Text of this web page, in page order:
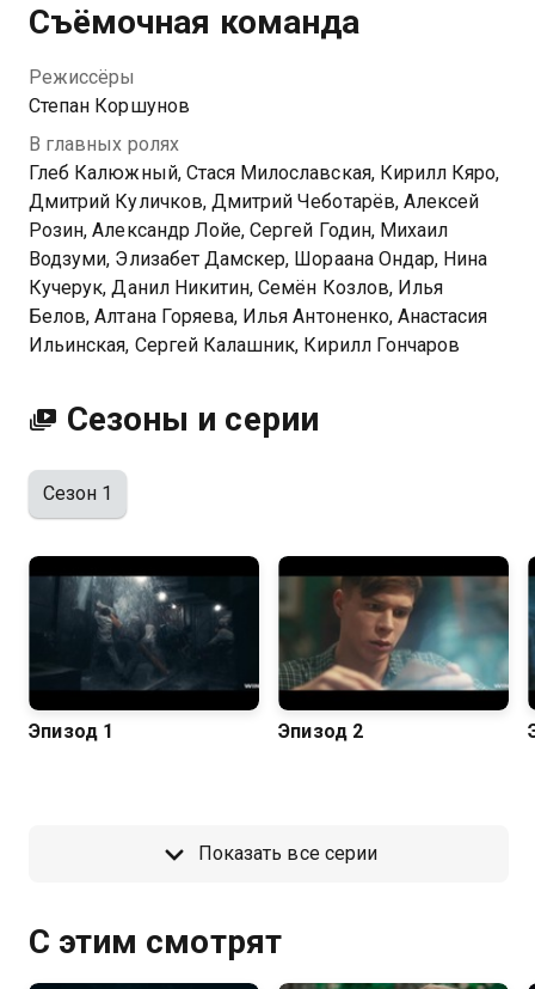
«челюскинцам» приходится каждую минуту
бороться за жизнь.
Съёмочная команда
Режиссёры
Степан Коршунов
В главных ролях
Глеб Калюжный, Стася Милославская, Кирилл Кяро,
Дмитрий Куличков, Дмитрий Чеботарёв, Алексей
Розин, Александр Лойе, Сергей Годин, Михаил
Водзуми, Элизабет Дамскер, Шораана Ондар, Нина
Кучерук, Данил Никитин, Семён Козлов, Илья
Белов, Алтана Горяева, Илья Антоненко, Анастасия
Ильинская, Сергей Калашник, Кирилл Гончаров
Сезоны и серии
Сезон 1
Эпизод 1 Эпизод 2
Показать все серии
С этим смотрят